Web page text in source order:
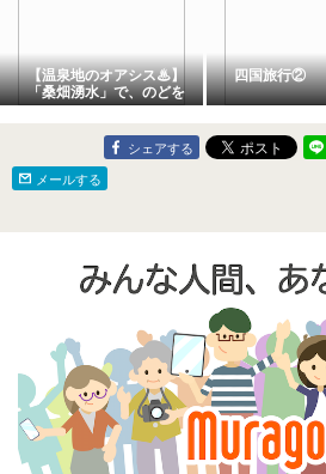
【温泉地のオアシス♨】
「桑畑湧水」で、のどを
潤そう♪｜大分県竹田市
直入町の長湯温泉
四国旅行②
シェアする
メールする